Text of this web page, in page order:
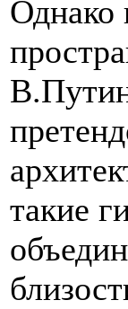
Однако
такие